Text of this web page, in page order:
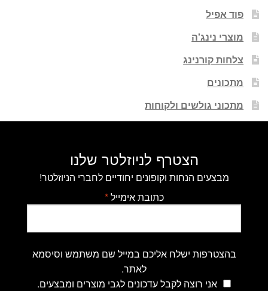
פוד אפיל
מוצרי נינג'ה
צלחות קורנינג
מתכונים
מתכוני גולשים ולקוחות
הצטרף לניוזלטר שלנו
מבצעים הנחות וקופונים יחודיים לחברי הניוזלטר!
כתובת אימייל*
בהצטרפות ישלח אליכם במייל שם משתמש וסיסמא
לאתר.
אני רוצה לקבל עדכונים לגבי מוצרים ומבצעים.